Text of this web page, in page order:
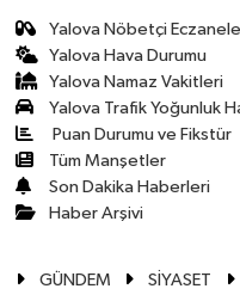
Yalova Nöbetçi
Yalova Hava Durumu
Yalova Namaz Vakitleri
Yalova Trafik Yoğunluk
Puan Durumu ve Fikstür
Tüm Manşetler
Son Dakika Haberleri
Haber Arşivi
GÜNDEM SİYASET